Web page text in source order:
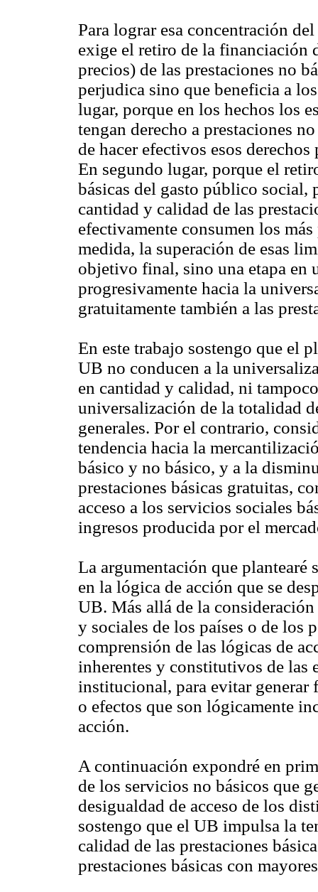
Para lograr esa concentración
exige el retiro de la financiación
precios) de las prestaciones no
perjudica sino que beneficia a
lugar, porque en los hechos los
tengan derecho a prestaciones
de hacer efectivos esos
En segundo lugar, porque el
básicas del gasto público social,
cantidad y calidad de las
efectivamente consumen los
medida, la superación de esas
objetivo final, sino una etapa en
progresivamente hacia la
gratuitamente también a las
En este trabajo sostengo que el
UB no conducen a la
en cantidad y calidad, ni
universalización de la totalidad
generales. Por el contrario,
tendencia hacia la
básico y no básico, y a la
prestaciones básicas gratuitas,
acceso a los servicios sociales
ingresos producida por el
La argumentación que plantearé
en la lógica de acción que se
UB. Más allá de la
y sociales de los países o de los
comprensión de las lógicas de
inherentes y constitutivos de las
institucional, para evitar generar
o efectos que son lógicamente
acción.
A continuación expondré en
de los servicios no básicos que
desigualdad de acceso de los
sostengo que el UB impulsa la
calidad de las prestaciones
prestaciones básicas con